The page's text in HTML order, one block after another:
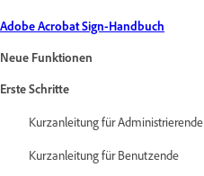
Adobe Acrobat Sign-Handbuch
Neue Funktionen
Erste Schritte
Kurzanleitung für Administrierende
Kurzanleitung für Benutzende